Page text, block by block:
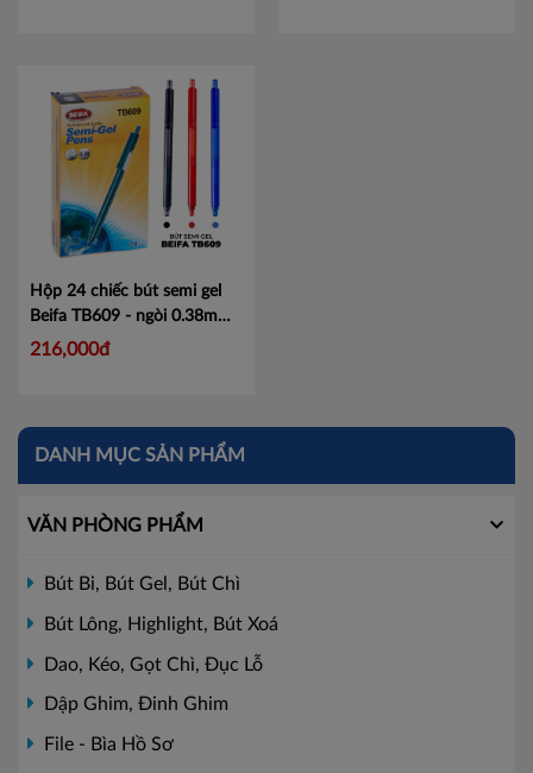
Hộp 24 chiếc bút semi gel
Beifa TB609 - ngòi 0.38mm
Mã TB609
216,000đ
DANH MỤC SẢN PHẨM
VĂN PHÒNG PHẨM
Bút Bi, Bút Gel, Bút Chì
Bút Lông, Highlight, Bút Xoá
Dao, Kéo, Gọt Chì, Đục Lỗ
Dập Ghim, Đinh Ghim
File - Bìa Hồ Sơ